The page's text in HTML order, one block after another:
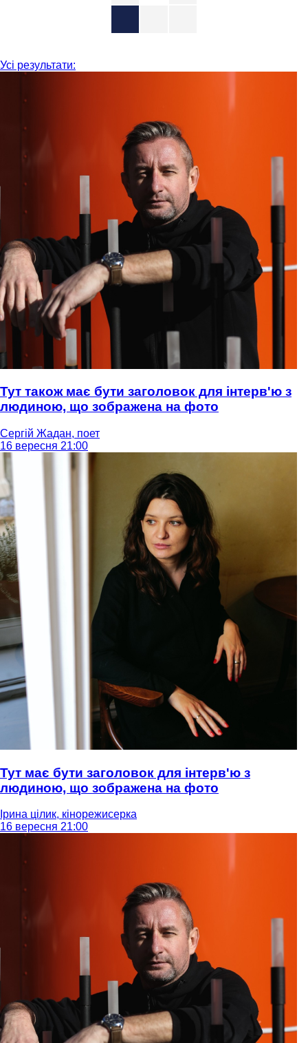
Усі результати:
Тут також має бути заголовок для інтерв'ю з
людиною, що зображена на фото
Сергій Жадан, поет
16 вересня 21:00
Тут має бути заголовок для інтерв'ю з
людиною, що зображена на фото
Ірина цілик, кінорежисерка
16 вересня 21:00